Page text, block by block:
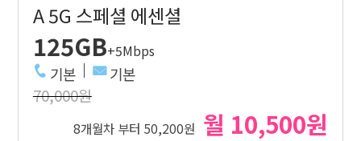
A 5G 스페셜 에센셜
125GB+5Mbps
기본 기본
70,000원
8개월차 부터 50,200원 월 10,500원